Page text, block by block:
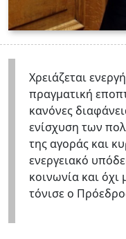
Χρειάζεται
πραγματική
κανόνες
ενίσχυση των
της αγοράς και
ενεργειακό
κοινωνία και
τόνισε ο